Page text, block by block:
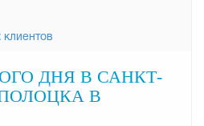
ДНЯ В САНКТ-
В